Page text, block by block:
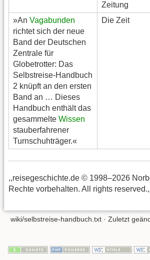
Zeitung
»An Vagabunden
richtet sich der neue
Band der Deutschen
Zentrale für
Globetrotter: Das
Selbstreise-Handbuch
2 knüpft an den ersten
Band an … Dieses
Handbuch enthält das
gesammelte Wissen
stauberfahrener
Turnschuhträger.«
Die Zeit
,,reisegeschichte.de © 1998–2026
Rechte vorbehalten. All rights
wiki/selbstreise-handbuch.txt · Zuletzt